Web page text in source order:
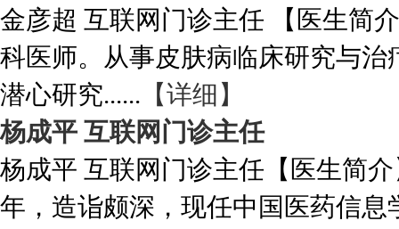
金彦超 互联网门诊主任 【医生简
科医师。从事皮肤病临床研究与
潜心研究...... 【详细】
杨成平 互联网门诊主任
杨成平 互联网门诊主任【医生简
年，造诣颇深，现任中国医药信